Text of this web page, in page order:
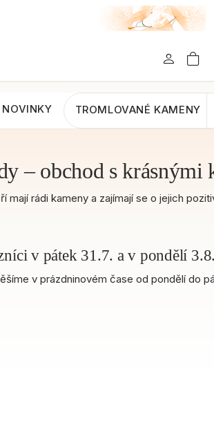
NOVINKY TROMLOVANÉ KAMENY
– obchod s krásnými
mají rádi kameny a zajímají se o jejich
v pátek 31.7. a v pondělí
v prázdninovém čase od pondělí do